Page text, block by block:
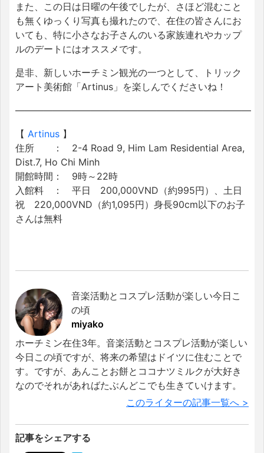
また、この日は日曜の午後でしたが、さほど混むこと
も無くゆっくり写真も撮れたので、在住の皆さんにお
いても、特に小さなお子さんのいる家族連れやカップ
ルのデートにはオススメです。
是非、新しいホーチミン観光の一つとして、トリック
アート美術館「Artinus」を楽しんでくださいね！
—————————————————————————
【 Artinus 】
住所 ： 2-4 Road 9, Him Lam Residential Area,
Dist.7, Ho Chi Minh
開館時間： 9時～22時
入館料 ： 平日 200,000VND（約995円）、土日
祝 220,000VND（約1,095円）身長90cm以下のお子
さんは無料
音楽活動とコスプレ活動が楽しい今日こ
の頃
miyako
ホーチミン在住3年。音楽活動とコスプレ活動が楽しい
今日この頃ですが、将来の希望はドイツに住むことで
す。ですが、あんことお餅とココナツミルクが大好き
なのでそれがあればたぶんどこでも生きていけます。
このライターの記事一覧へ >
記事をシェアする